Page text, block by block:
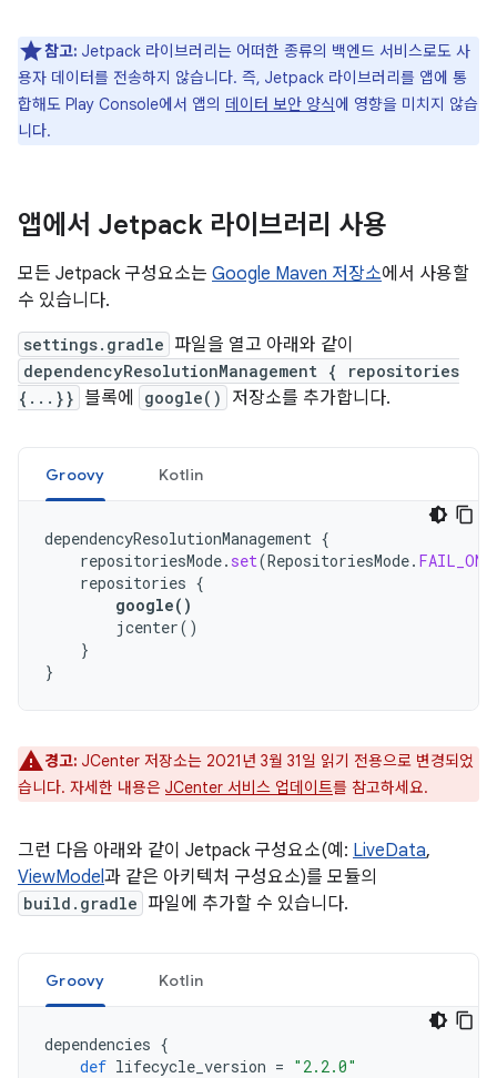
참고: Jetpack 라이브러리는 어떠한 종류의 백엔드 서비스로도 사
용자 데이터를 전송하지 않습니다. 즉, Jetpack 라이브러리를 앱에 통
합해도 Play Console에서 앱의 데이터 보안 양식에 영향을 미치지 않습
니다.
앱에서 Jetpack 라이브러리 사용
모든 Jetpack 구성요소는 Google Maven 저장소에서 사용할
수 있습니다.
settings.gradle 파일을 열고 아래와 같이
dependencyResolutionManagement { repositories
{...}} 블록에 google() 저장소를 추가합니다.
Groovy Kotlin
dependencyResolutionManagement {
repositoriesMode. set(RepositoriesMode.
repositories {
google()
jcenter()
}
}
경고: JCenter 저장소는 2021년 3월 31일 읽기 전용으로 변경되었
습니다. 자세한 내용은 JCenter 서비스 업데이트를 참고하세요.
그런 다음 아래와 같이 Jetpack 구성요소(예: LiveData,
ViewModel과 같은 아키텍처 구성요소)를 모듈의
build.gradle 파일에 추가할 수 있습니다.
Groovy Kotlin
dependencies {
def lifecycle_version = "2.2.0"